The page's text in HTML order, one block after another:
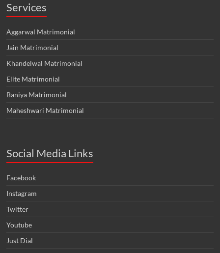
Services
Aggarwal Matrimonial
Jain Matrimonial
Khandelwal Matrimonial
Elite Matrimonial
Baniya Matrimonial
Maheshwari Matrimonial
Social Media Links
Facebook
Instagram
Twitter
Youtube
Just Dial